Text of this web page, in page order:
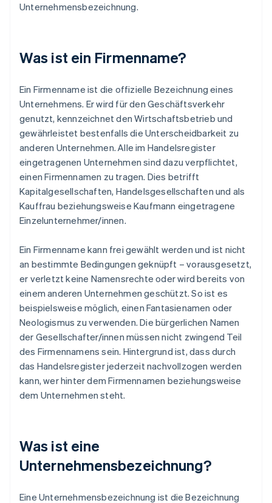
Unternehmensbezeichnung.
Was ist ein Firmenname?
Ein Firmenname ist die offizielle Bezeichnung eines
Unternehmens. Er wird für den Geschäftsverkehr
genutzt, kennzeichnet den Wirtschaftsbetrieb und
gewährleistet bestenfalls die Unterscheidbarkeit zu
anderen Unternehmen. Alle im Handelsregister
eingetragenen Unternehmen sind dazu verpflichtet,
einen Firmennamen zu tragen. Dies betrifft
Kapitalgesellschaften, Handelsgesellschaften und als
Kauffrau beziehungsweise Kaufmann eingetragene
Einzelunternehmer/innen.
Ein Firmenname kann frei gewählt werden und ist nicht
an bestimmte Bedingungen geknüpft – vorausgesetzt,
er verletzt keine Namensrechte oder wird bereits von
einem anderen Unternehmen geschützt. So ist es
beispielsweise möglich, einen Fantasienamen oder
Neologismus zu verwenden. Die bürgerlichen Namen
der Gesellschafter/innen müssen nicht zwingend Teil
des Firmennamens sein. Hintergrund ist, dass durch
das Handelsregister jederzeit nachvollzogen werden
kann, wer hinter dem Firmennamen beziehungsweise
dem Unternehmen steht.
Was ist eine
Unternehmensbezeichnung?
Eine Unternehmensbezeichnung ist die Bezeichnung